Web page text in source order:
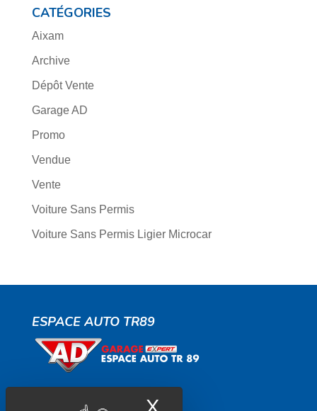
CATÉGORIES
Aixam
Archive
Dépôt Vente
Garage AD
Promo
Vendue
Vente
Voiture Sans Permis
Voiture Sans Permis Ligier Microcar
ESPACE AUTO TR89